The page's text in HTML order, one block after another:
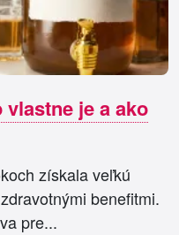
je a ako
získala veľkú
benefitmi.
pre...